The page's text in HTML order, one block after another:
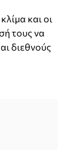
και οι
τους να
διεθνούς